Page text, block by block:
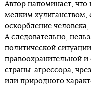
Автор напоминает, что
мелким хулиганством,
оскорбление
А следовательно,
политической
правоохранительной и
страны-агрессора,
или природного